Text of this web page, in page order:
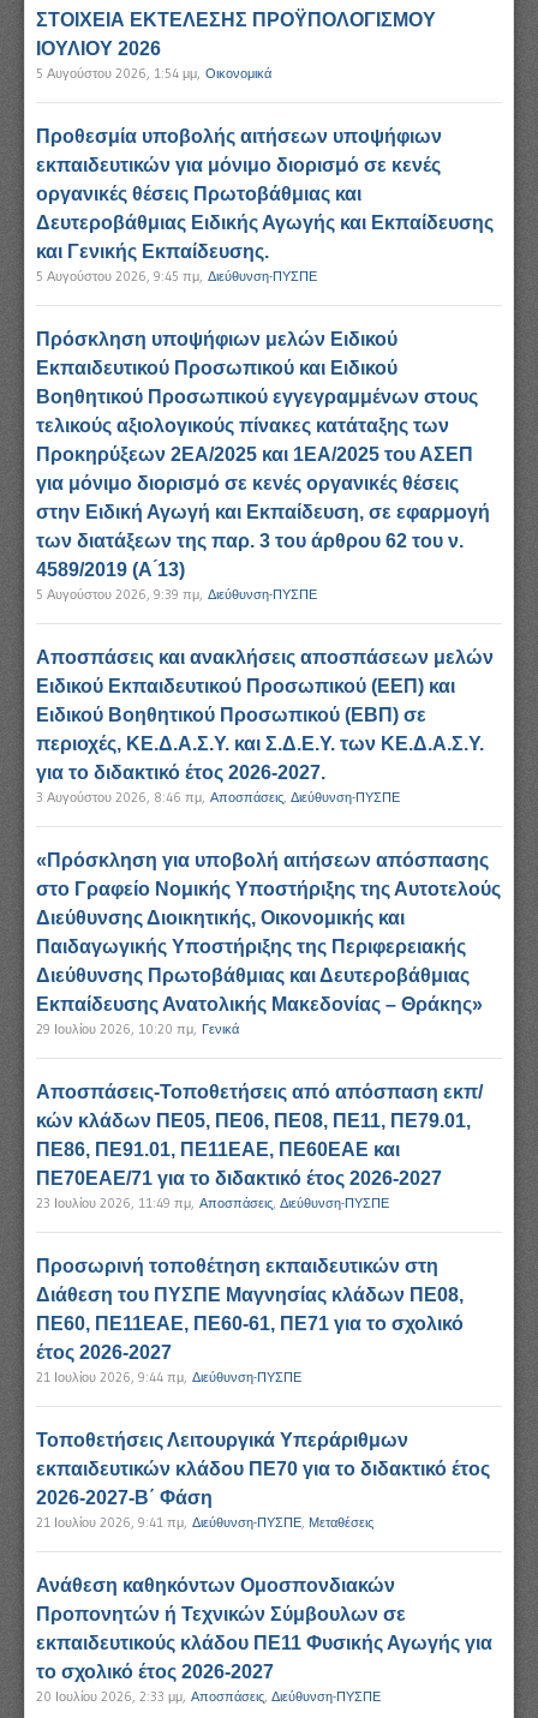
ΣΤΟΙΧΕΙΑ ΕΚΤΕΛΕΣΗΣ ΠΡΟΫΠΟΛΟΓΙΣΜΟΥ
ΙΟΥΛΙΟΥ 2026
5 Αυγούστου 2026, 1:54 μμ, Οικονομικά
Προθεσμία υποβολής αιτήσεων υποψήφιων
εκπαιδευτικών για μόνιμο διορισμό σε κενές
οργανικές θέσεις Πρωτοβάθμιας και
Δευτεροβάθμιας Ειδικής Αγωγής και Εκπαίδευσης
και Γενικής Εκπαίδευσης.
5 Αυγούστου 2026, 9:45 πμ, Διεύθυνση-ΠΥΣΠΕ
Πρόσκληση υποψήφιων μελών Ειδικού
Εκπαιδευτικού Προσωπικού και Ειδικού
Βοηθητικού Προσωπικού εγγεγραμμένων στους
τελικούς αξιολογικούς πίνακες κατάταξης των
Προκηρύξεων 2ΕΑ/2025 και 1ΕΑ/2025 του ΑΣΕΠ
για μόνιμο διορισμό σε κενές οργανικές θέσεις
στην Ειδική Αγωγή και Εκπαίδευση, σε εφαρμογή
των διατάξεων της παρ. 3 του άρθρου 62 του ν.
4589/2019 (Α ́13)
5 Αυγούστου 2026, 9:39 πμ, Διεύθυνση-ΠΥΣΠΕ
Αποσπάσεις και ανακλήσεις αποσπάσεων μελών
Ειδικού Εκπαιδευτικού Προσωπικού (ΕΕΠ) και
Ειδικού Βοηθητικού Προσωπικού (ΕΒΠ) σε
περιοχές, ΚΕ.Δ.Α.Σ.Υ. και Σ.Δ.Ε.Υ. των ΚΕ.Δ.Α.Σ.Υ.
για το διδακτικό έτος 2026-2027.
3 Αυγούστου 2026, 8:46 πμ, Αποσπάσεις, Διεύθυνση-ΠΥΣΠΕ
«Πρόσκληση για υποβολή αιτήσεων απόσπασης
στο Γραφείο Νομικής Υποστήριξης της Αυτοτελούς
Διεύθυνσης Διοικητικής, Οικονομικής και
Παιδαγωγικής Υποστήριξης της Περιφερειακής
Διεύθυνσης Πρωτοβάθμιας και Δευτεροβάθμιας
Εκπαίδευσης Ανατολικής Μακεδονίας – Θράκης»
29 Ιουλίου 2026, 10:20 πμ, Γενικά
Αποσπάσεις-Τοποθετήσεις από απόσπαση εκπ/
κών κλάδων ΠΕ05, ΠΕ06, ΠΕ08, ΠΕ11, ΠΕ79.01,
ΠΕ86, ΠΕ91.01, ΠΕ11ΕΑΕ, ΠΕ60ΕΑΕ και
ΠΕ70ΕΑΕ/71 για το διδακτικό έτος 2026-2027
23 Ιουλίου 2026, 11:49 πμ, Αποσπάσεις, Διεύθυνση-ΠΥΣΠΕ
Προσωρινή τοποθέτηση εκπαιδευτικών στη
Διάθεση του ΠΥΣΠΕ Μαγνησίας κλάδων ΠΕ08,
ΠΕ60, ΠΕ11ΕΑΕ, ΠΕ60-61, ΠΕ71 για το σχολικό
έτος 2026-2027
21 Ιουλίου 2026, 9:44 πμ, Διεύθυνση-ΠΥΣΠΕ
Τοποθετήσεις Λειτουργικά Υπεράριθμων
εκπαιδευτικών κλάδου ΠΕ70 για το διδακτικό έτος
2026-2027-Β΄ Φάση
21 Ιουλίου 2026, 9:41 πμ, Διεύθυνση-ΠΥΣΠΕ, Μεταθέσεις
Ανάθεση καθηκόντων Ομοσπονδιακών
Προπονητών ή Τεχνικών Σύμβουλων σε
εκπαιδευτικούς κλάδου ΠΕ11 Φυσικής Αγωγής για
το σχολικό έτος 2026-2027
20 Ιουλίου 2026, 2:33 μμ, Αποσπάσεις, Διεύθυνση-ΠΥΣΠΕ